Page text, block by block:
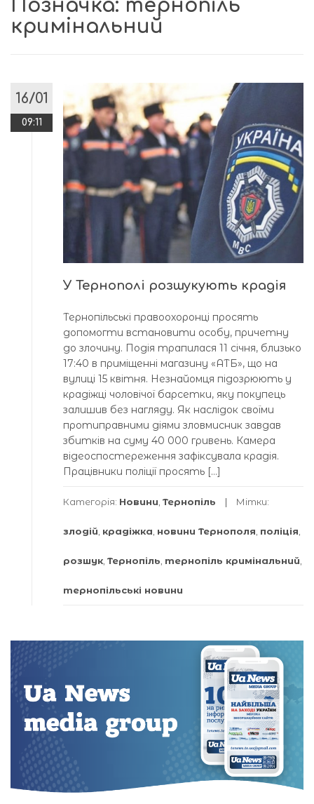
Позначка: тернопіль
кримінальний
16/01
09:11
У Тернополі розшукують крадія
Тернопільські правоохоронці просять
допомогти встановити особу, причетну
до злочину. Подія трапилася 11 січня, близько
17:40 в приміщенні магазину «АТБ», що на
вулиці 15 квітня. Незнайомця підозрюють у
крадіжці чоловічої барсетки, яку покупець
залишив без нагляду. Як наслідок своїми
протиправними діями зловмисник завдав
збитків на суму 40 000 гривень. Камера
відеоспостереження зафіксувала крадія.
Працівники поліції просять […]
Категорія: Новини, Тернопіль Мітки:
злодій, крадіжка, новини Тернополя, поліція,
розшук, Тернопіль, тернопіль кримінальний,
тернопільські новини